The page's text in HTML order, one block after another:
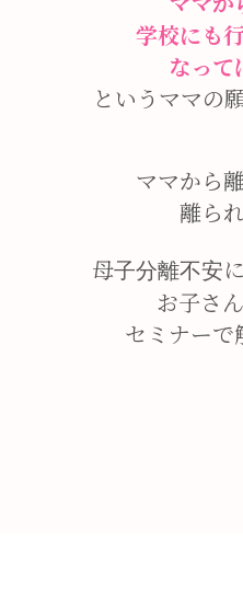
学校にも
なって
というママの
ママから
離ら
母子分離不安
お子さ
セミナーで